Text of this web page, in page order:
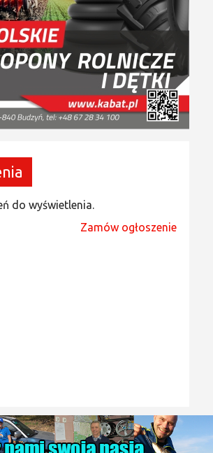
do wyświetlenia.
Zamów ogłoszenie